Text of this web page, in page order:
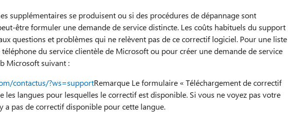
supplémentaires se produisent ou si des procédures de dépannage sont
être formuler une demande de service distincte. Les coûts habituels du support
questions et problèmes qui ne relèvent pas de ce correctif logiciel. Pour une liste
du service clientèle de Microsoft ou pour créer une demande de service
Microsoft suivant :
contactus/?ws=supportRemarque Le formulaire « Téléchargement de correctif
les langues pour lesquelles le correctif est disponible. Si vous ne voyez pas votre
a pas de correctif disponible pour cette langue.